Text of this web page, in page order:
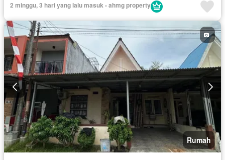
2 minggu, 3 hari yang lalu masuk - ahmg property
Rumah